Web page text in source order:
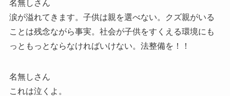
名無しさん
涙が溢れてきます。子供は親を選べない。クズ親がいる
ことは残念ながら事実。社会が子供をすくえる環境にも
っともっとならなければいけない。法整備を！！
名無しさん
これは泣くよ。